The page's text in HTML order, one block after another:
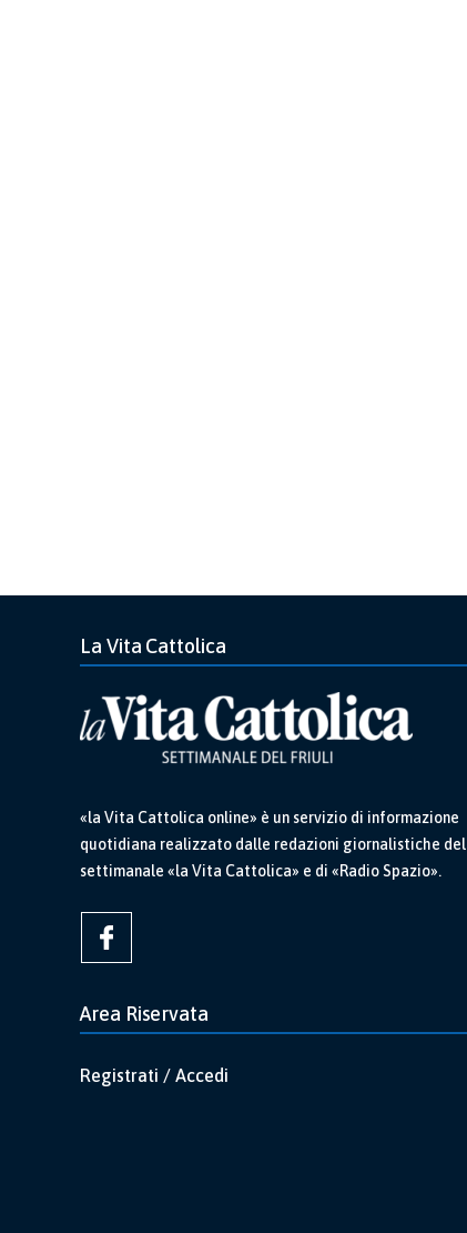
La Vita Cattolica
«la Vita Cattolica online» è un servizio di informazione
quotidiana realizzato dalle redazioni giornalistiche del
settimanale «la Vita Cattolica» e di «Radio Spazio».
Area Riservata
Registrati / Accedi